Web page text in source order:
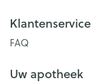
Klantenservice
FAQ
Uw apotheek